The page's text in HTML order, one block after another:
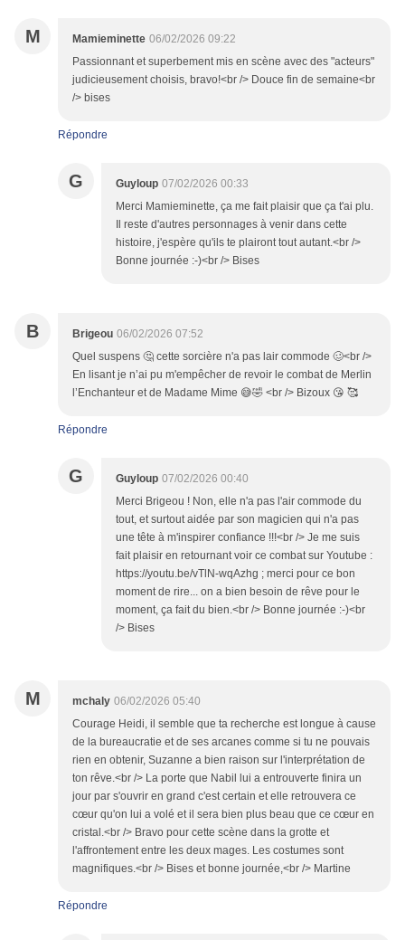
M Mamieminette 06/02/2026 09:22
Passionnant et superbement mis en scène avec des "acteurs"
judicieusement choisis, bravo!<br /> Douce fin de semaine<br
/> bises
Répondre
G Guyloup 07/02/2026 00:33
Merci Mamieminette, ça me fait plaisir que ça t'ai plu.
Il reste d'autres personnages à venir dans cette
histoire, j'espère qu'ils te plairont tout autant.<br />
Bonne journée :-)<br /> Bises
B Brigeou 06/02/2026 07:52
Quel suspens 🤔 cette sorcière n'a pas lair commode 🥴<br />
En lisant je n’ai pu m'empêcher de revoir le combat de Merlin
l’Enchanteur et de Madame Mime 😅🤣 <br /> Bizoux 😘 🥰
Répondre
G Guyloup 07/02/2026 00:40
Merci Brigeou ! Non, elle n'a pas l'air commode du
tout, et surtout aidée par son magicien qui n'a pas
une tête à m'inspirer confiance !!!<br /> Je me suis
fait plaisir en retournant voir ce combat sur Youtube :
https://youtu.be/vTlN-wqAzhg ; merci pour ce bon
moment de rire... on a bien besoin de rêve pour le
moment, ça fait du bien.<br /> Bonne journée :-)<br
/> Bises
M mchaly 06/02/2026 05:40
Courage Heidi, il semble que ta recherche est longue à cause
de la bureaucratie et de ses arcanes comme si tu ne pouvais
rien en obtenir, Suzanne a bien raison sur l'interprétation de
ton rêve.<br /> La porte que Nabil lui a entrouverte finira un
jour par s'ouvrir en grand c'est certain et elle retrouvera ce
cœur qu'on lui a volé et il sera bien plus beau que ce cœur en
cristal.<br /> Bravo pour cette scène dans la grotte et
l'affrontement entre les deux mages. Les costumes sont
magnifiques.<br /> Bises et bonne journée,<br /> Martine
Répondre